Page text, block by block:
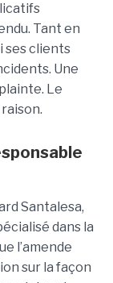
Tant en
ses clients
Une
Le
Santalesa,
dans la
l’amende
sur la façon